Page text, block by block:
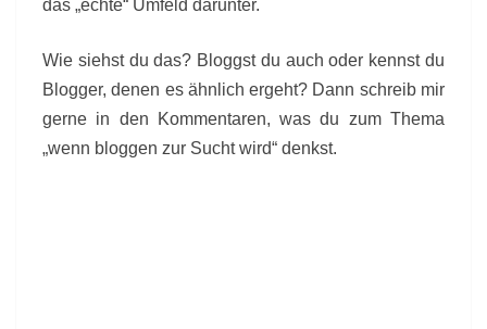
das „echte“ Umfeld darunter.
Wie siehst du das? Bloggst du auch oder kennst du
Blogger, denen es ähnlich ergeht? Dann schreib mir
gerne in den Kommentaren, was du zum Thema
„wenn bloggen zur Sucht wird“ denkst.